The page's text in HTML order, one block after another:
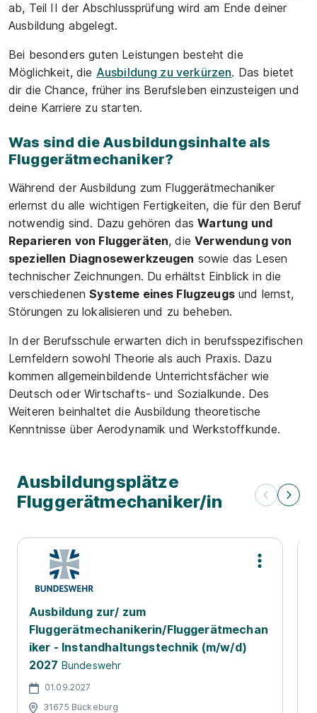
ab, Teil II der Abschlussprüfung wird am Ende deiner
Ausbildung abgelegt.
Bei besonders guten Leistungen besteht die
Möglichkeit, die Ausbildung zu verkürzen. Das bietet
dir die Chance, früher ins Berufsleben einzusteigen und
deine Karriere zu starten.
Was sind die Ausbildungsinhalte als
Fluggerätmechaniker?
Während der Ausbildung zum Fluggerätmechaniker
erlernst du alle wichtigen Fertigkeiten, die für den Beruf
notwendig sind. Dazu gehören dasWartung und
Reparieren von Fluggeräten, dieVerwendung von
speziellen Diagnosewerkzeugen sowie das Lesen
technischer Zeichnungen. Du erhältst Einblick in die
verschiedenenSysteme eines Flugzeugsund lernst,
Störungen zu lokalisieren und zu beheben.
In der Berufsschule erwarten dich in berufsspezifischen
Lernfeldern sowohl Theorie als auch Praxis. Dazu
kommen allgemeinbildende Unterrichtsfächer wie
Deutsch oder Wirtschafts- und Sozialkunde. Des
Weiteren beinhaltet die Ausbildung theoretische
Kenntnisse über Aerodynamik und Werkstoffkunde.
Ausbildungsplätze
Fluggerätmechaniker/in
Ausbildung zur/ zum
Fluggerätmechanikerin/Fluggerätmechan
iker - Instandhaltungstechnik (m/w/d)
2027 Bundeswehr
01.09.2027
31675 Bückeburg